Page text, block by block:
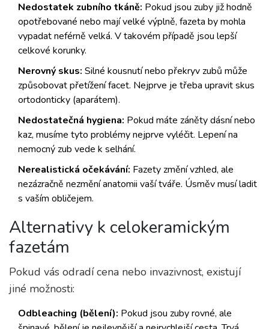
Nedostatek zubního tkáně: Pokud jsou zuby již hodně
opotřebované nebo mají velké výplně, fazeta by mohla
vypadat neférně velká. V takovém případě jsou lepší
celkové korunky.
Nerovný skus: Silné kousnutí nebo překryv zubů může
způsobovat přetížení facet. Nejprve je třeba upravit skus
ortodonticky (aparátem).
Nedostatečná hygiena: Pokud máte záněty dásní nebo
kaz, musíme tyto problémy nejprve vyléčit. Lepení na
nemocný zub vede k selhání.
Nerealistická očekávání: Fazety změní vzhled, ale
nezázračně nezmění anatomii vaší tváře. Úsměv musí ladit
s vaším obličejem.
Alternativy k celokeramickým
fazetám
Pokud vás odradí cena nebo invazivnost, existují
jiné možnosti:
Odbleaching (bělení): Pokud jsou zuby rovné, ale